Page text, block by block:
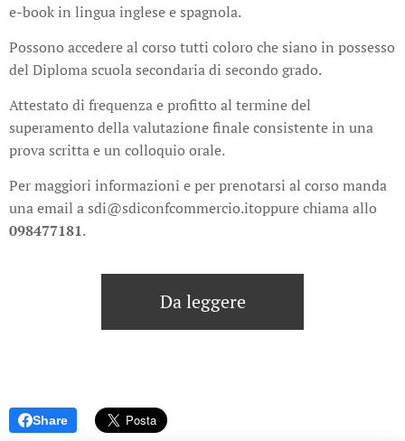
e-book in lingua inglese e spagnola.
Possono accedere al corso tutti coloro che siano in possesso
del Diploma scuola secondaria di secondo grado.
Attestato di frequenza e profitto al termine del
superamento della valutazione finale consistente in una
prova scritta e un colloquio orale.
Per maggiori informazioni e per prenotarsi al corso manda
una email a sdi@sdiconfcommercio.itoppure chiama allo
098477181.
Da leggere
Share